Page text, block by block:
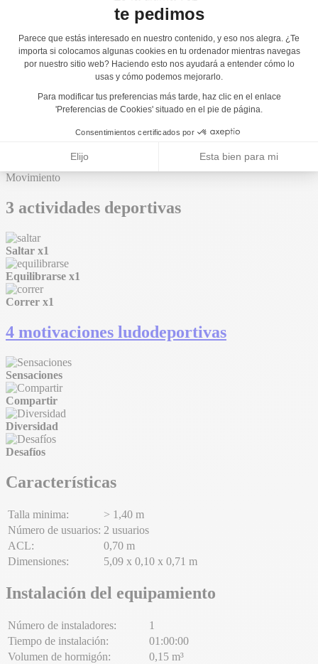
Movimiento
3 actividades deportivas
Saltar x1
Equilibrarse x1
Correr x1
4 motivaciones ludodeportivas
Sensaciones
Compartir
Diversidad
Desafíos
Características
Talla minima:
> 1,40 m
Número de usuarios: 2 usuarios
ACL:
0,70 m
Dimensiones:
5,09 x 0,10 x 0,71 m
Instalación del equipamiento
Número de instaladores:
1
Tiempo de instalación:
01:00:00
Volumen de hormigón:
0,15 m³